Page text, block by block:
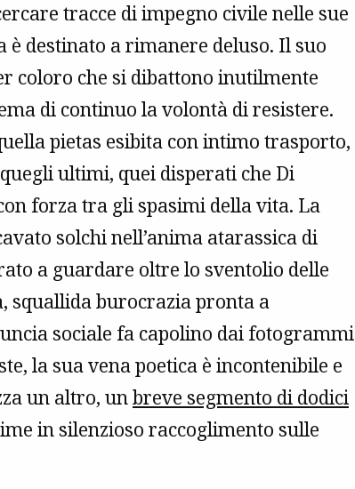
tracce di impegno civile nelle sue
destinato a rimanere deluso. Il suo
coloro che si dibattono inutilmente
di continuo la volontà di resistere.
pietas esibita con intimo trasporto,
ultimi, quei disperati che Di
forza tra gli spasimi della vita. La
solchi nell’anima atarassica di
a guardare oltre lo sventolio delle
squallida burocrazia pronta a
sociale fa capolino dai fotogrammi
la sua vena poetica è incontenibile e
un altro, unbreve segmento di dodici
in silenzioso raccoglimento sulle